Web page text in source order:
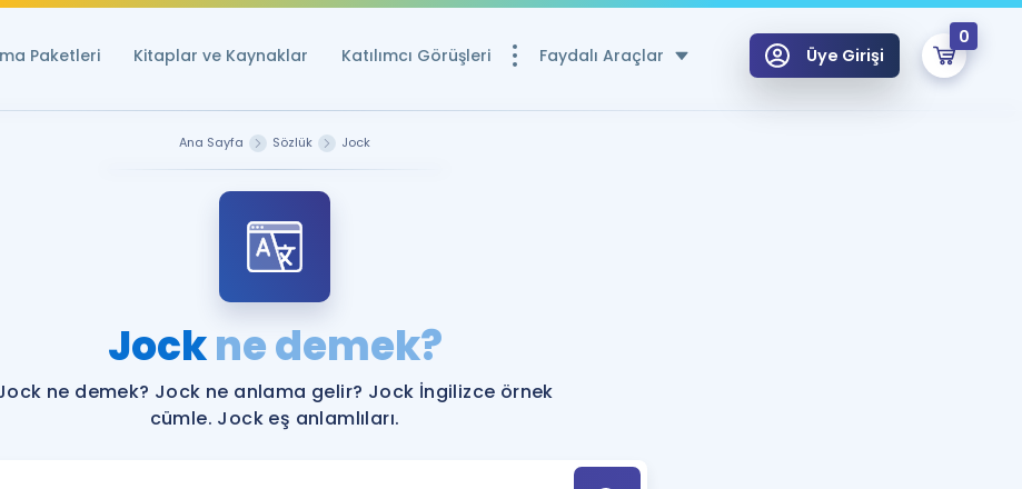
Paketleri Kitaplar ve Kaynaklar Katılımcı Görüşleri Faydalı Araçlar
YDS ve YÖKDİL Puan Hesaplama Aracı
Rehberlik Aracı
YDS ve YÖKDİL'e Hazırlananlar için Öneriler
Tüm ÖSYM Sınavları Tek Takvimde
Üye Girişi
0
Ana Sayfa Sözlük Jock
Jockne demek?
ne demek? Jock ne anlama gelir? Jock İngilizce örnek
cümle. Jock eş anlamlıları.